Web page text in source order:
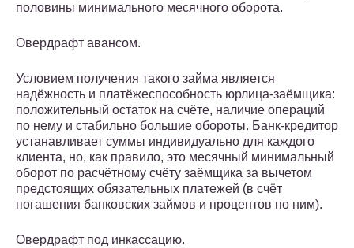
половины минимального месячного оборота.
Овердрафт авансом.
Условием получения такого займа является
надёжность и платёжеспособность юрлица-заёмщика:
положительный остаток на счёте, наличие операций
по нему и стабильно большие обороты. Банк-кредитор
устанавливает суммы индивидуально для каждого
клиента, но, как правило, это месячный минимальный
оборот по расчётному счёту заёмщика за вычетом
предстоящих обязательных платежей (в счёт
погашения банковских займов и процентов по ним).
Овердрафт под инкассацию.